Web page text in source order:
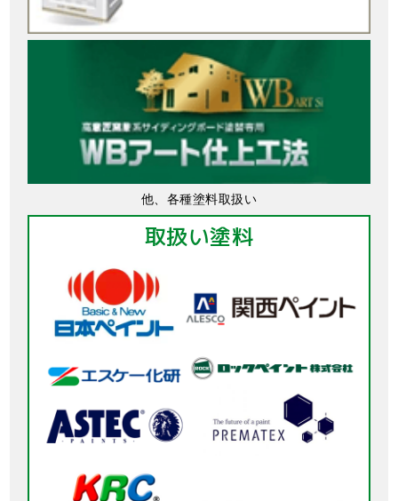
他、各種塗料取扱い
取扱い塗料